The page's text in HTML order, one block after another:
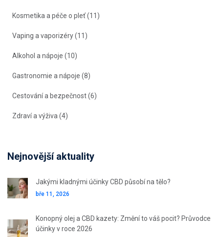
Kosmetika a péče o pleť(11)
Vaping a vaporizéry(11)
Alkohol a nápoje (10)
Gastronomie a nápoje (8)
Cestování a bezpečnost(6)
Zdraví a výživa (4)
Nejnovější aktuality
Jakými kladnými účinky CBD působí na tělo?
bře 11, 2026
Konopný olej a CBD kazety: Změní to váš pocit? Průvodce
účinky v roce 2026